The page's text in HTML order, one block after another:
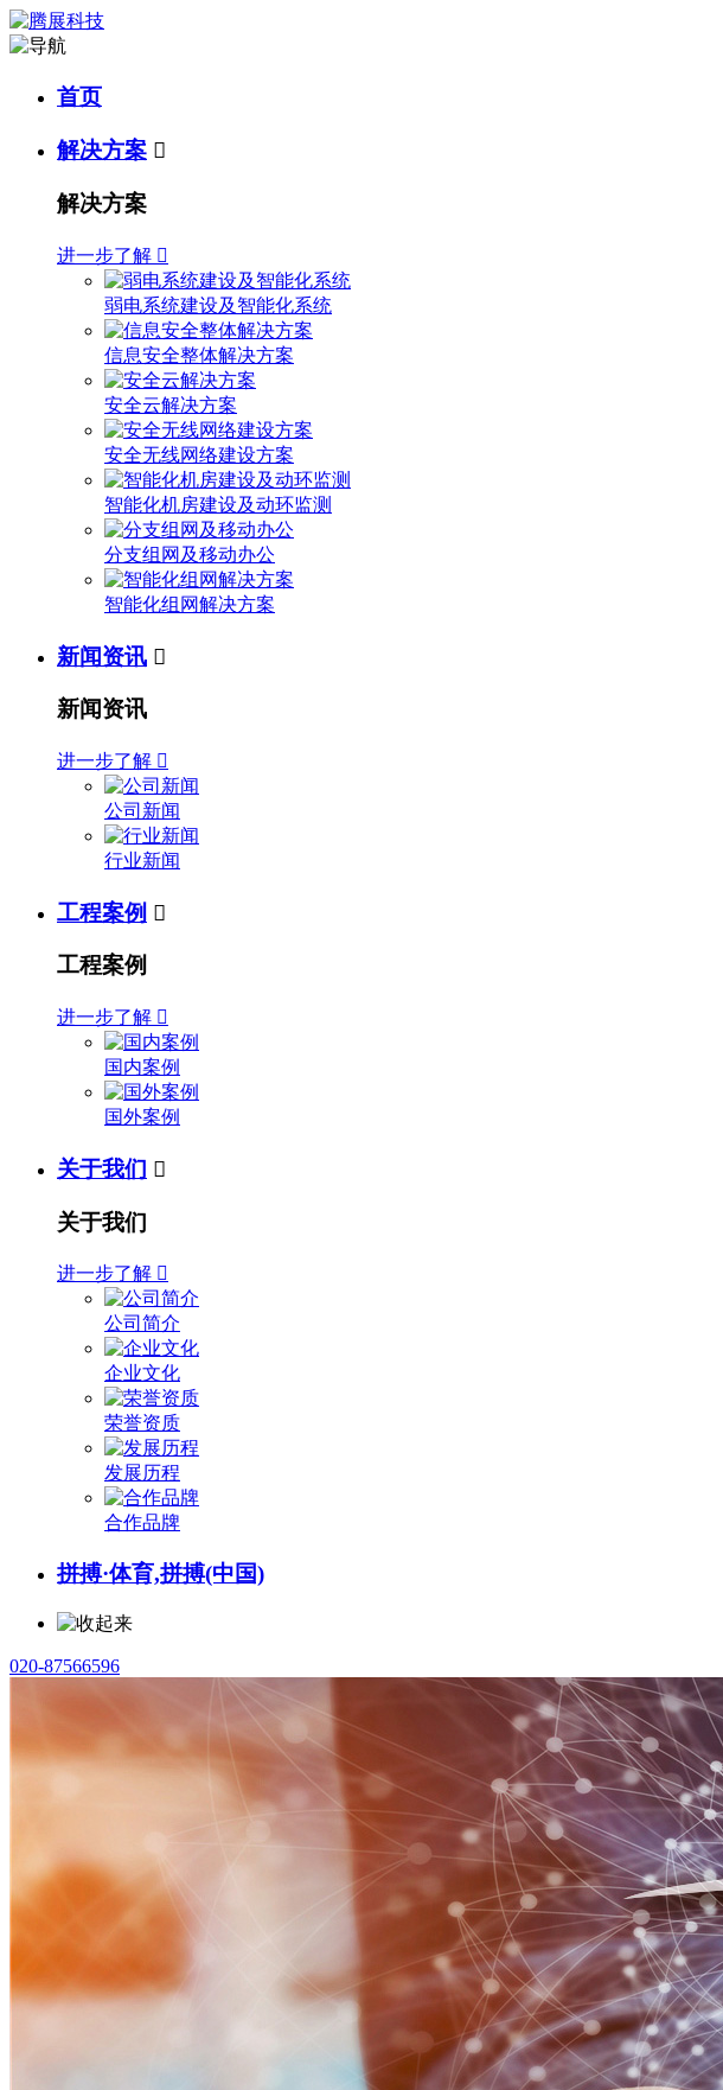
首页
解决方案 
解决方案
进一步了解 
弱电系统建设及智能化系统
信息安全整体解决方案
安全云解决方案
安全无线网络建设方案
智能化机房建设及动环监测
分支组网及移动办公
智能化组网解决方案
新闻资讯 
新闻资讯
进一步了解 
公司新闻
行业新闻
工程案例 
工程案例
进一步了解 
国内案例
国外案例
关于我们 
关于我们
进一步了解 
公司简介
企业文化
荣誉资质
发展历程
合作品牌
拼搏·体育,拼搏(中国)
020-87566596